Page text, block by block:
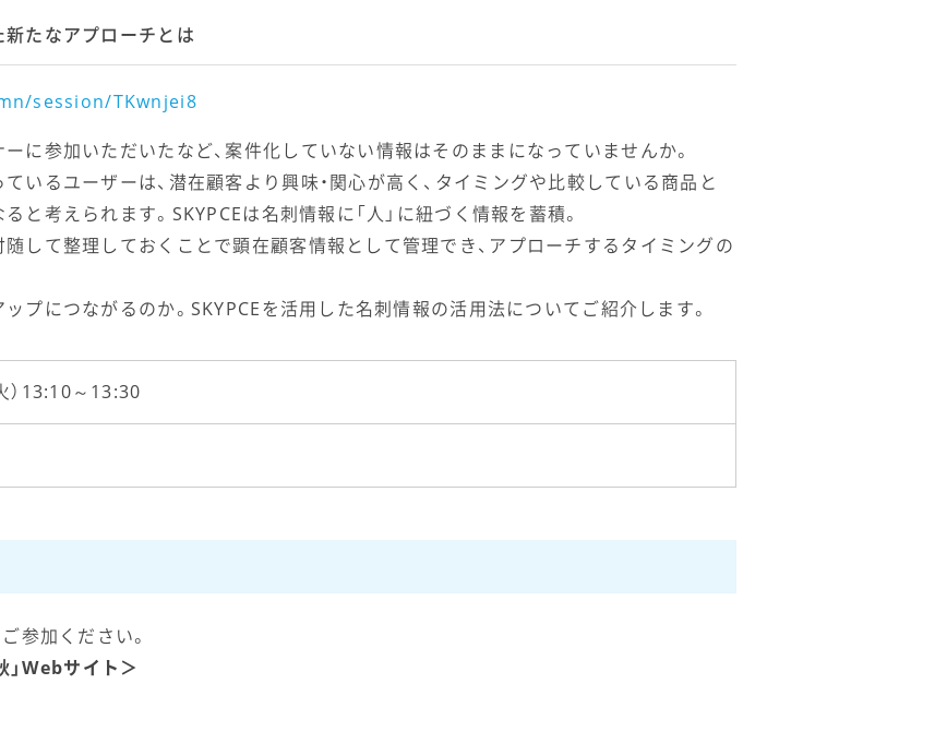
たなアプローチとは
session/TKwnjei8
に参加いただいたなど、案件化していない情報はそのままになっていませんか。
いるユーザーは、潜在顧客より興味・関心が高く、タイミングや比較している商品と
考えられます。SKYPCEは名刺情報に「人」に紐づく情報を蓄積。
して整理しておくことで顕在顧客情報として管理でき、アプローチするタイミングの
プにつながるのか。SKYPCEを活用した名刺情報の活用法についてご紹介します。
）13:10～13:30
参加ください。
Webサイト＞